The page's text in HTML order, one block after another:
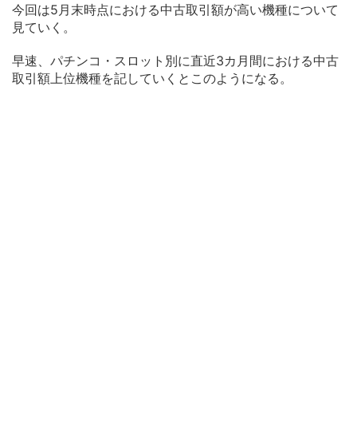
今回は5月末時点における中古取引額が高い機種について
見ていく。
早速、パチンコ・スロット別に直近3カ月間における中古
取引額上位機種を記していくとこのようになる。